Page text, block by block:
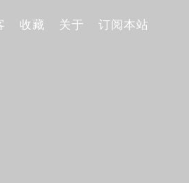
收藏 关于 订阅本站